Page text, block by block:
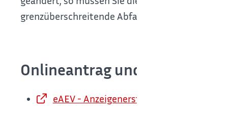
grenzüberschreitende Abfallverbringungen.
Onlineantrag und Formulare
eAEV - Anzeigenerstattung